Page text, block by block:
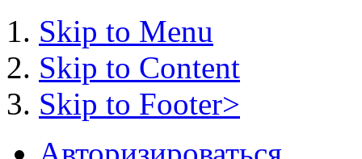
Skip to Menu
Skip to Content
Skip to Footer>